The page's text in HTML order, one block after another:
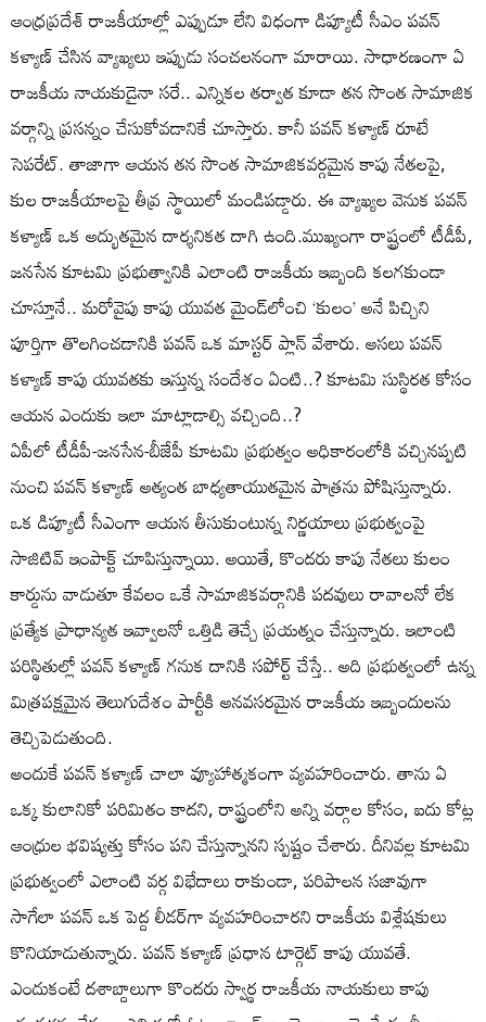
ఆంధ్రప్రదేశ్ రాజకీయాల్లో ఎప్పుడూ లేని విధంగా డిప్యూటీ సీఎం పవన్
కళ్యాణ్ చేసిన వ్యాఖ్యలు ఇప్పుడు సంచలనంగా మారాయి. సాధారణంగా ఏ
రాజకీయ నాయకుడైనా సరే.. ఎన్నికల తర్వాత కూడా తన సొంత సామాజిక
వర్గాన్ని ప్రసన్నం చేసుకోవడానికే చూస్తారు. కానీ పవన్ కళ్యాణ్ రూటే
సెపరేట్. తాజాగా ఆయన తన సొంత సామాజికవర్గమైన కాపు నేతలపై,
కుల రాజకీయాలపై తీవ్ర స్థాయిలో మండిపడ్డారు. ఈ వ్యాఖ్యల వెనుక పవన్
కళ్యాణ్ ఒక అద్భుతమైన దార్శనికత దాగి ఉంది.ముఖ్యంగా రాష్ట్రంలో టీడీపీ,
జనసేన కూటమి ప్రభుత్వానికి ఎలాంటి రాజకీయ ఇబ్బంది కలగకుండా
చూస్తూనే.. మరోవైపు కాపు యువత మైండ్‌లోంచి ‘కులం’ అనే పిచ్చిని
పూర్తిగా తొలగించడానికి పవన్ ఒక మాస్టర్ ప్లాన్ వేశారు. అసలు పవన్
కళ్యాణ్ కాపు యువతకు ఇస్తున్న సందేశం ఏంటి..? కూటమి సుస్థిరత కోసం
ఆయన ఎందుకు ఇలా మాట్లాడాల్సి వచ్చింది..?
ఏపీలో టీడీపీ-జనసేన-బీజేపీ కూటమి ప్రభుత్వం అధికారంలోకి వచ్చినప్పటి
నుంచి పవన్ కళ్యాణ్ అత్యంత బాధ్యతాయుతమైన పాత్రను పోషిస్తున్నారు.
ఒక డిప్యూటీ సీఎంగా ఆయన తీసుకుంటున్న నిర్ణయాలు ప్రభుత్వంపై
సాజిటివ్ ఇంపాక్ట్ చూపిస్తున్నాయి. అయితే, కొందరు కాపు నేతలు కులం
కార్డును వాడుతూ కేవలం ఒకే సామాజికవర్గానికి పదవులు రావాలనో లేక
ప్రత్యేక ప్రాధాన్యత ఇవ్వాలనో ఒత్తిడి తెచ్చే ప్రయత్నం చేస్తున్నారు. ఇలాంటి
పరిస్థితుల్లో పవన్ కళ్యాణ్ గనుక దానికి సపోర్ట్ చేస్తే.. అది ప్రభుత్వంలో ఉన్న
మిత్రపక్షమైన తెలుగుదేశం పార్టీకి అనవసరమైన రాజకీయ ఇబ్బందులను
తెచ్చిపెడుతుంది.
అందుకే పవన్ కళ్యాణ్ చాలా వ్యూహాత్మకంగా వ్యవహరించారు. తాను ఏ
ఒక్క కులానికో పరిమితం కాదని, రాష్ట్రంలోని అన్ని వర్గాల కోసం, ఐదు కోట్ల
ఆంధ్రుల భవిష్యత్తు కోసం పని చేస్తున్నానని స్పష్టం చేశారు. దీనివల్ల కూటమి
ప్రభుత్వంలో ఎలాంటి వర్గ విభేదాలు రాకుండా, పరిపాలన సజావుగా
సాగేలా పవన్ ఒక పెద్ద లీడర్‌గా వ్యవహరించారని రాజకీయ విశ్లేషకులు
కొనియాడుతున్నారు. పవన్ కళ్యాణ్ ప్రధాన టార్గెట్ కాపు యువతే.
ఎందుకంటే దశాబ్దాలుగా కొందరు స్వార్థ రాజకీయ నాయకులు కాపు